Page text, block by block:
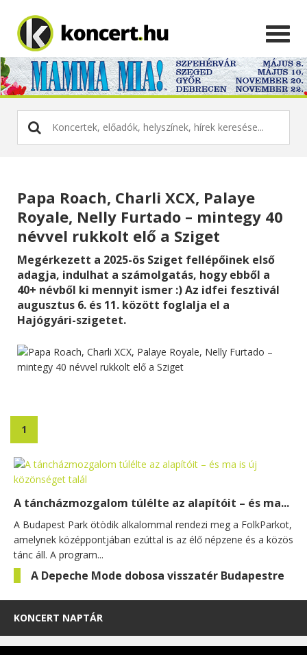
Papa Roach, Charli XCX, Palaye
Royale, Nelly Furtado – mintegy 40
névvel rukkolt elő a Sziget
Megérkezett a 2025-ös Sziget fellépőinek első
adagja, indulhat a számolgatás, hogy ebből a
40+ névből ki mennyit ismer :) Az idfei fesztivál
augusztus 6. és 11. között foglalja el a
Hajógyári-szigetet.
1
A táncházmozgalom túlélte az alapítóit – és ma...
A Budapest Park ötödik alkalommal rendezi meg a FolkParkot,
amelynek középpontjában ezúttal is az élő népzene és a közös
tánc áll. A program...
A Depeche Mode dobosa visszatér Budapestre
KONCERT NAPTÁR